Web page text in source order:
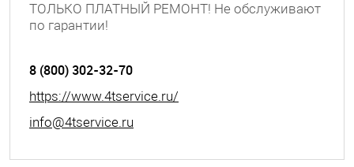
ТОЛЬКО ПЛАТНЫЙ РЕМОНТ! Не обслуживают
по гарантии!
8 (800) 302-32-70
https://www.4tservice.ru/
info@4tservice.ru